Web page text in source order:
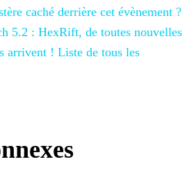
caché derrière cet évènement ?
5.2 : HexRift, de toutes nouvelles
arrivent ! Liste de tous les